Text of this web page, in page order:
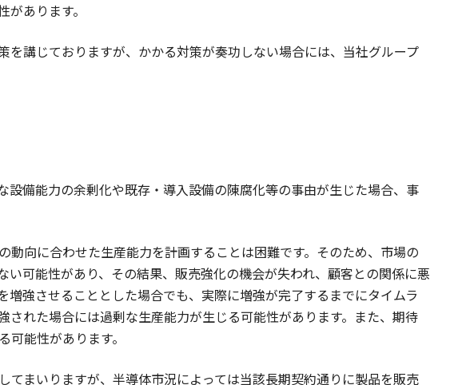
あります。
講じておりますが、かかる対策が奏功しない場合には、当社グループ
備能力の余剰化や既存・導入設備の陳腐化等の事由が生じた場合、事
向に合わせた生産能力を計画することは困難です。そのため、市場の
可能性があり、その結果、販売強化の機会が失われ、顧客との関係に悪
強させることとした場合でも、実際に増強が完了するまでにタイムラ
れた場合には過剰な生産能力が生じる可能性があります。また、期待
能性があります。
まいりますが、半導体市況によっては当該長期契約通りに製品を販売